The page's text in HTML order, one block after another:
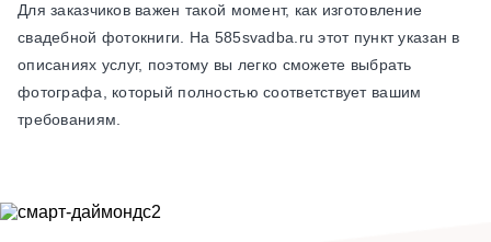
Для заказчиков важен такой момент, как изготовление
свадебной фотокниги. На 585svadba.ru этот пункт указан в
описаниях услуг, поэтому вы легко сможете выбрать
фотографа, который полностью соответствует вашим
требованиям.